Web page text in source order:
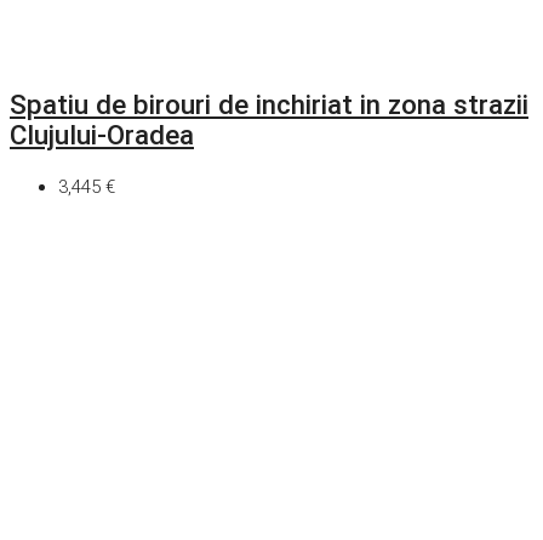
Spatiu de birouri de inchiriat in zona strazii
Clujului-Oradea
3,445 €